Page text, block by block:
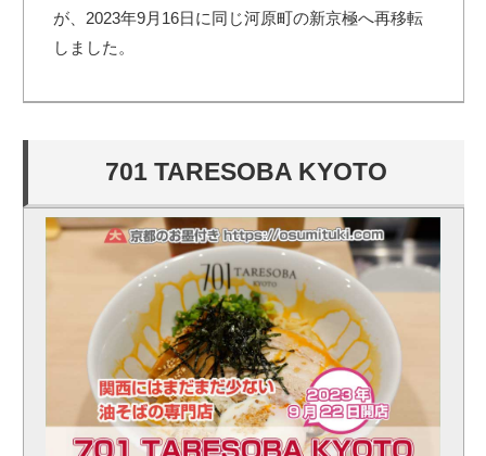
が、2023年9月16日に同じ河原町の新京極へ再移転
しました。
701 TARESOBA KYOTO